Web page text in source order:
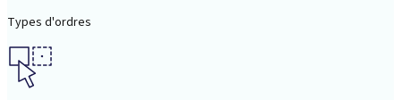
Types d'ordres